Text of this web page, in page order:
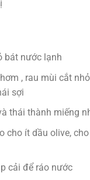
bát nước lạnh
, rau mùi cắt
sợi
thái thành miếng
cho ít dầu olive,
cải để ráo nước